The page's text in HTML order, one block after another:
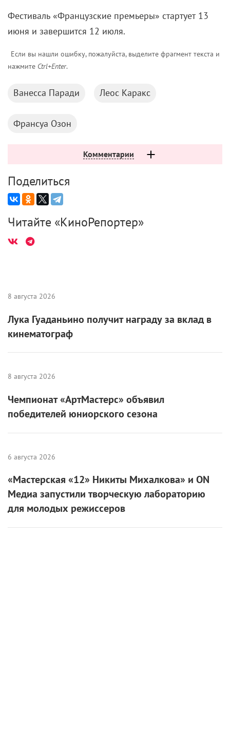
Фестиваль «Французские премьеры» стартует 13
июня и завершится 12 июля.
Если вы нашли ошибку, пожалуйста, выделите фрагмент текста и
нажмите Ctrl+Enter.
Ванесса Паради Леос Каракс
Франсуа Озон
Комментарии
Поделиться
Читайте «КиноРепортер»